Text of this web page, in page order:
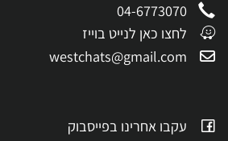
יצירת קשר
052-8833691
westchats@gmail.com